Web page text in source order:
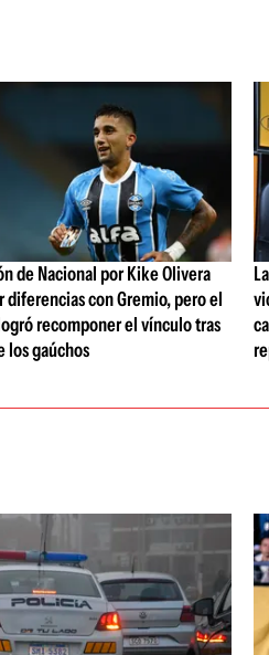
de Nacional por Kike Olivera
diferencias con Gremio, pero el
recomponer el vínculo tras
los gaúchos